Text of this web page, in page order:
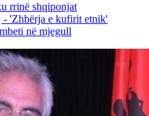
rrinë shqiponjat
'Zhbërja e kufirit etnik'
në mjegull